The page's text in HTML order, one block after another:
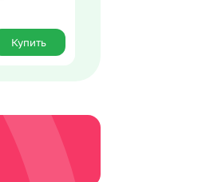
Купить